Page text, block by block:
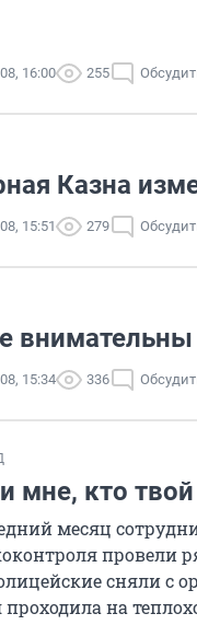
16:00 255
Казна
15:51 279
15:34 336
мне, кто
месяц
провели
сняли с
проходила на